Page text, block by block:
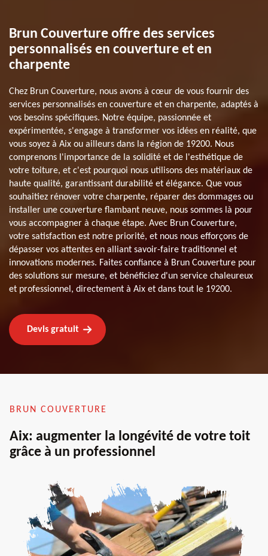
Brun Couverture offre des services
personnalisés en couverture et en
charpente
Chez Brun Couverture, nous avons à cœur de vous fournir des
services personnalisés en couverture et en charpente, adaptés à
vos besoins spécifiques. Notre équipe, passionnée et
expérimentée, s'engage à transformer vos idées en réalité, que
vous soyez à Aix ou ailleurs dans la région de 19200. Nous
comprenons l'importance de la solidité et de l'esthétique de
votre toiture, et c'est pourquoi nous utilisons des matériaux de
haute qualité, garantissant durabilité et élégance. Que vous
souhaitiez rénover votre charpente, réparer des dommages ou
installer une couverture flambant neuve, nous sommes là pour
vous accompagner à chaque étape. Avec Brun Couverture,
votre satisfaction est notre priorité, et nous nous efforçons de
dépasser vos attentes en alliant savoir-faire traditionnel et
innovations modernes. Faites confiance à Brun Couverture pour
des solutions sur mesure, et bénéficiez d'un service chaleureux
et professionnel, directement à Aix et dans tout le 19200.
Devis gratuit
BRUN COUVERTURE
Aix: augmenter la longévité de votre toit
grâce à un professionnel